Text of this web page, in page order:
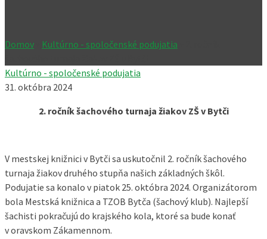
Domov Kultúrno - spoločenské podujatia
Kultúrno - spoločenské podujatia
31. októbra 2024
2. ročník šachového turnaja žiakov ZŠ v Bytči
V mestskej knižnici v Bytči sa uskutočnil 2. ročník šachového
turnaja žiakov druhého stupňa našich základných škôl.
Podujatie sa konalo v piatok 25. októbra 2024. Organizátorom
bola Mestská knižnica a TZOB Bytča (šachový klub). Najlepší
šachisti pokračujú do krajského kola, ktoré sa bude konať
v oravskom Zákamennom.